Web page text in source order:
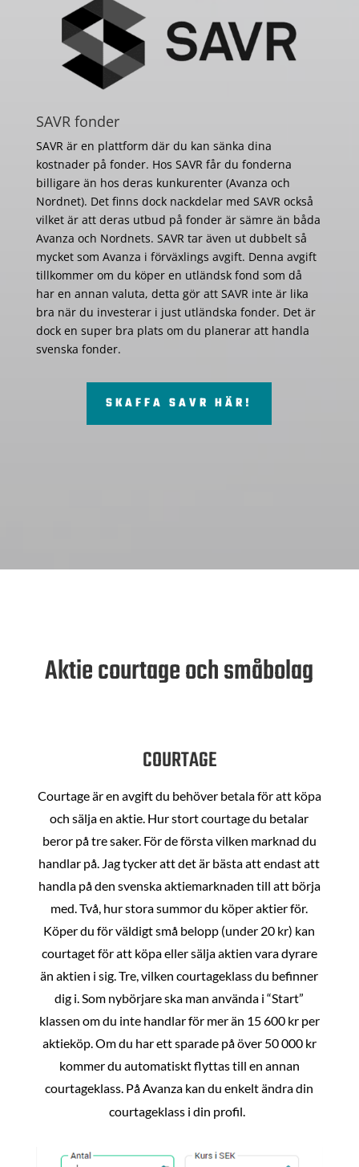
SAVR fonder
SAVR är en plattform där du kan sänka dina
kostnader på fonder. Hos SAVR får du fonderna
billigare än hos deras kunkurenter (Avanza och
Nordnet). Det finns dock nackdelar med SAVR också
vilket är att deras utbud på fonder är sämre än båda
Avanza och Nordnets. SAVR tar även ut dubbelt så
mycket som Avanza i förväxlings avgift. Denna avgift
tillkommer om du köper en utländsk fond som då
har en annan valuta, detta gör att SAVR inte är lika
bra när du investerar i just utländska fonder. Det är
dock en super bra plats om du planerar att handla
svenska fonder.
SKAFFA SAVR HÄR!
Aktie courtage och småbolag
COURTAGE
Courtage är en avgift du behöver betala för att köpa
och sälja en aktie. Hur stort courtage du betalar
beror på tre saker. För de första vilken marknad du
handlar på. Jag tycker att det är bästa att endast att
handla på den svenska aktiemarknaden till att börja
med. Två, hur stora summor du köper aktier för.
Köper du för väldigt små belopp (under 20 kr) kan
courtaget för att köpa eller sälja aktien vara dyrare
än aktien i sig. Tre, vilken courtageklass du befinner
dig i. Som nybörjare ska man använda i “Start”
klassen om du inte handlar för mer än 15 600 kr per
aktieköp. Om du har ett sparade på över 50 000 kr
kommer du automatiskt flyttas till en annan
courtageklass. På Avanza kan du enkelt ändra din
courtageklass i din profil.